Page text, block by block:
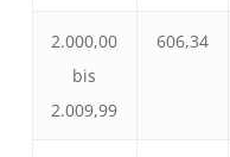
2.000,00
bis
2.009,99
606,34